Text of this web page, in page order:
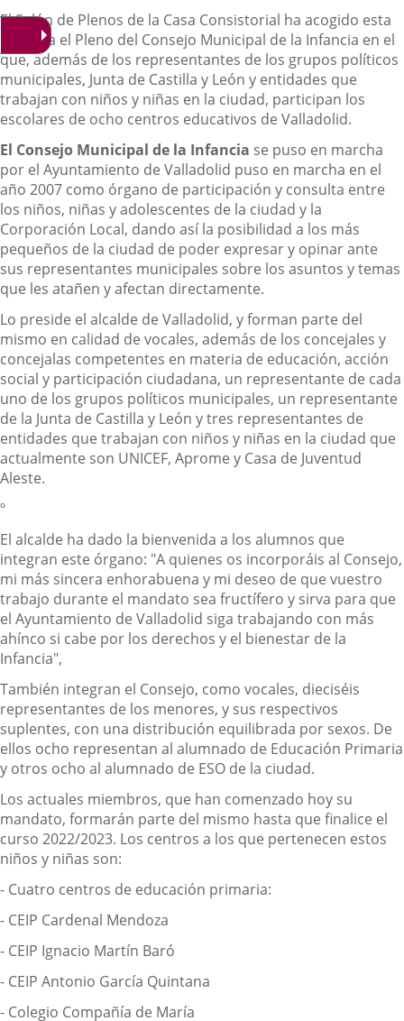
El Salón de Plenos de la Casa Consistorial ha acogido esta
mañana el Pleno del Consejo Municipal de la Infancia en el
que, además de los representantes de los grupos políticos
municipales, Junta de Castilla y León y entidades que
trabajan con niños y niñas en la ciudad, participan los
escolares de ocho centros educativos de Valladolid.
El Consejo Municipal de la Infancia se puso en marcha
por el Ayuntamiento de Valladolid puso en marcha en el
año 2007 como órgano de participación y consulta entre
los niños, niñas y adolescentes de la ciudad y la
Corporación Local, dando así la posibilidad a los más
pequeños de la ciudad de poder expresar y opinar ante
sus representantes municipales sobre los asuntos y temas
que les atañen y afectan directamente.
Lo preside el alcalde de Valladolid, y forman parte del
mismo en calidad de vocales, además de los concejales y
concejalas competentes en materia de educación, acción
social y participación ciudadana, un representante de cada
uno de los grupos políticos municipales, un representante
de la Junta de Castilla y León y tres representantes de
entidades que trabajan con niños y niñas en la ciudad que
actualmente son UNICEF, Aprome y Casa de Juventud
Aleste.
º
El alcalde ha dado la bienvenida a los alumnos que
integran este órgano: "A quienes os incorporáis al Consejo,
mi más sincera enhorabuena y mi deseo de que vuestro
trabajo durante el mandato sea fructífero y sirva para que
el Ayuntamiento de Valladolid siga trabajando con más
ahínco si cabe por los derechos y el bienestar de la
Infancia",
También integran el Consejo, como vocales, dieciséis
representantes de los menores, y sus respectivos
suplentes, con una distribución equilibrada por sexos. De
ellos ocho representan al alumnado de Educación Primaria
y otros ocho al alumnado de ESO de la ciudad.
Los actuales miembros, que han comenzado hoy su
mandato, formarán parte del mismo hasta que finalice el
curso 2022/2023. Los centros a los que pertenecen estos
niños y niñas son:
- Cuatro centros de educación primaria:
- CEIP Cardenal Mendoza
- CEIP Ignacio Martín Baró
- CEIP Antonio García Quintana
- Colegio Compañía de María